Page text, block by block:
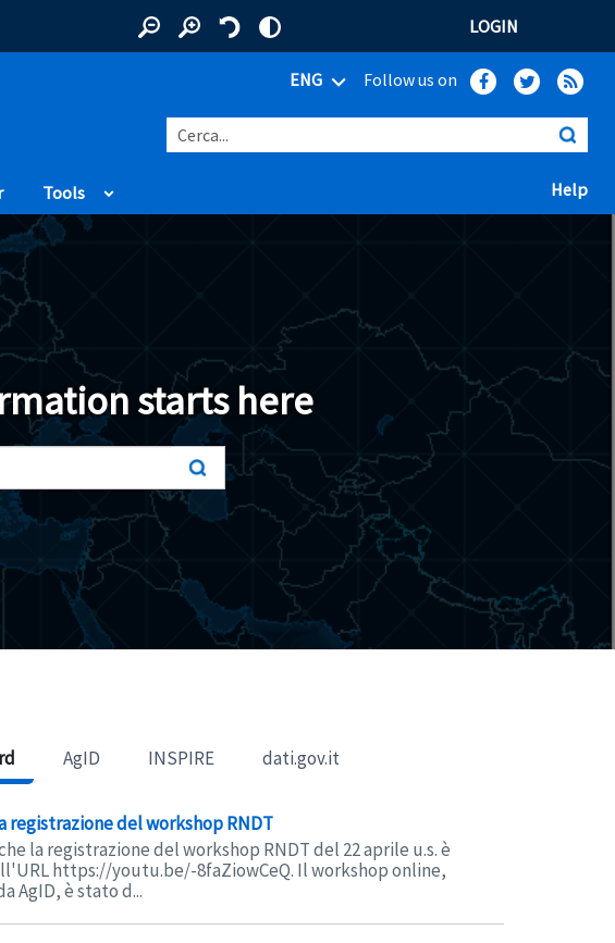
LOGIN
ENG Follow us on
Cerca...
(Opens in a new window)
Tools Help
starts here
AgID INSPIRE
dati.gov.it
registrazione del workshop RNDT
la registrazione del workshop RNDT del 22 aprile u.s. è
https://youtu.be/-8faZiowCeQ. Il workshop online,
AgID, è stato d...